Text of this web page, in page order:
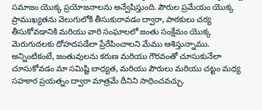
సమాజం యొక్క ప్రయోజనాలను అన్వేషిస్తుంది. పౌరుల ప్రమేయం యొక్క
ప్రాముఖ్యతను వెలుగులోకి తీసుకురావడం ద్వారా, పాఠకులు చర్య
తీసుకోవడానికి మరియు వారి సంఘాలలో జంతు సంక్షేమం యొక్క
మెరుగుదలకు దోహదపడేలా ప్రేరేపించాలని మేము ఆశిస్తున్నాము.
అన్నింటికంటే, జంతువులను కరుణ మరియు గౌరవంతో చూసుకునేలా
చూసుకోవడం మా సమిష్టి బాధ్యత, మరియు పౌరులు మరియు చట్టం మధ్య
సహకార ప్రయత్నం ద్వారా మాత్రమే దీనిని సాధించవచ్చు.